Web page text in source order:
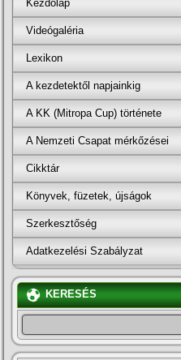
Kezdőlap
Videógaléria
Lexikon
A kezdetektől napjainkig
A KK (Mitropa Cup) története
A Nemzeti Csapat mérkőzései
Cikktár
Könyvek, füzetek, újságok
Szerkesztőség
Adatkezelési Szabályzat
KERESÉS